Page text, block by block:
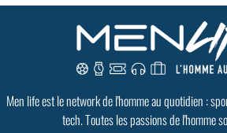
GoodMood #15
PLUS D'INFOS
Men life est le network de l'homme au quotidien :
tech. Toutes les passions de l'homme